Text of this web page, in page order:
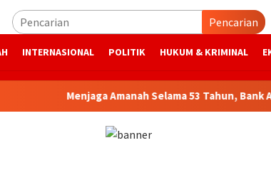
Pencarian
INTERNASIONAL POLITIK HUKUM & KRIMINAL
Menjaga Amanah Selama 53 Tahun, Bank Aceh Siap